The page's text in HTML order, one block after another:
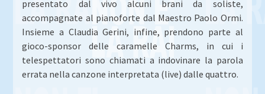
presentato dal vivo alcuni brani da soliste,
accompagnate al pianoforte dal Maestro Paolo Ormi.
Insieme a Claudia Gerini, infine, prendono parte al
gioco-sponsor delle caramelle Charms, in cui i
telespettatori sono chiamati a indovinare la parola
errata nella canzone interpretata (live) dalle quattro.